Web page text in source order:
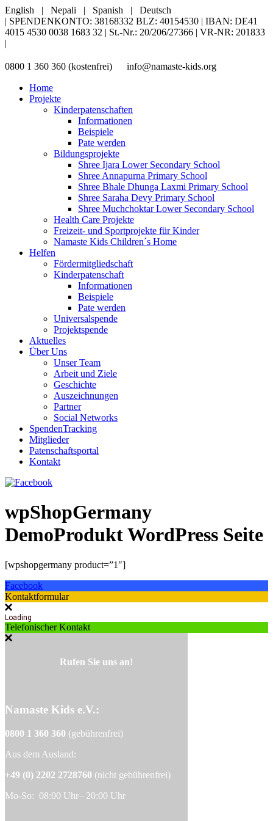
English | Nepali | Spanish |
Deutsch
| SPENDENKONTO: 38168332 BLZ: 40154530 | IBAN: DE41
4015 4530 0038 1683 32 | St.-Nr.: 20/206/27366 | VR-NR: 201833
|
0800 1 360 360 (kostenfrei) info@namaste-kids.org
Home
Projekte
Kinderpatenschaften
Informationen
Beispiele
Pate werden
Bildungsprojekte
Shree Ijara Lower Secondary School
Shree Annapurna Primary School
Shree Bhale Dhunga Laxmi Primary School
Shree Saraha Devy Primary School
Shree Muchchoktar Lower Secondary School
Health Care Projekte
Freizeit- und Sportprojekte für Kinder
Namaste Kids Children´s Home
Helfen
Fördermitgliedschaft
Kinderpatenschaft
Informationen
Beispiele
Pate werden
Universalspende
Projektspende
Aktuelles
Über Uns
Unser Team
Arbeit und Ziele
Geschichte
Auszeichnungen
Partner
Social Networks
SpendenTracking
Mitglieder
Patenschaftsportal
Kontakt
wpShopGermany
DemoProdukt WordPress Seite
[wpshopgermany product=”1″]
Facebook
Kontaktformular
Loading
Telefonischer Kontakt
Rufen Sie uns an!
Namaste Kids e.V.:
0800 1 360 360 (gebührenfrei)
Aus dem Ausland:
+49 (0) 2202 2728760 (nicht gebührenfrei)
Mo-So: 08:00 Uhr– 20:00 Uhr